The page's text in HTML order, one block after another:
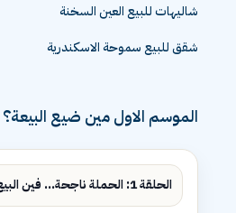
شاليهات للبيع العين السخنة
شقق للبيع سموحة الاسكندرية
الموسم الاول مين ضيع البيعة؟
الحلقة 1: الحملة ناجحة... فين البيع؟